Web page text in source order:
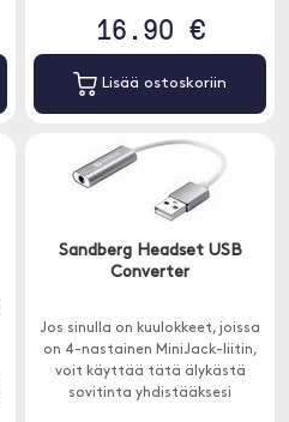
16.90 €
Lisää ostoskoriin
Sandberg Headset USB
Converter
Jos sinulla on kuulokkeet, joissa
on 4-nastainen MiniJack-liitin,
voit käyttää tätä älykästä
sovitinta yhdistääksesi